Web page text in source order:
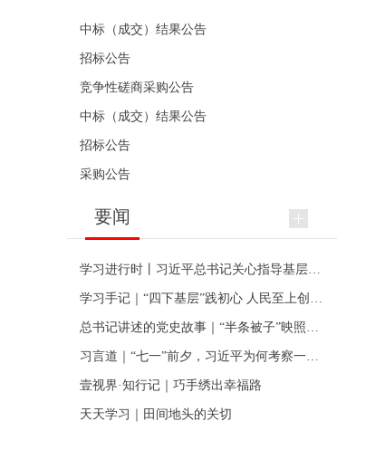
中标（成交）结果公告
招标公告
竞争性磋商采购公告
中标（成交）结果公告
招标公告
采购公告
要闻
壹视界·知行记｜巧手绣出幸福路
天天学习｜田间地头的关切